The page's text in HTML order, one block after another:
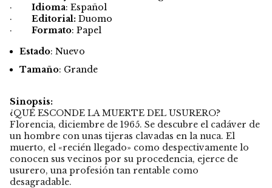
· Idioma: Español
· Editorial: Duomo
· Formato: Papel
Estado: Nuevo
Tamaño: Grande
Sinopsis:
¿QUÉ ESCONDE LA MUERTE DEL USURERO?
Florencia, diciembre de 1965. Se descubre el cadáver de
un hombre con unas tijeras clavadas en la nuca. El
muerto, el «recién llegado» como despectivamente lo
conocen sus vecinos por su procedencia, ejerce de
usurero, una profesión tan rentable como
desagradable.